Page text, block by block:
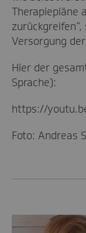
Therapiepläne
Versorgung
Hier der
Sprache):
https://
Foto: Andreas